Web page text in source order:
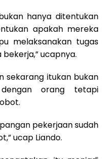
hanya ditentukan
apakah mereka
melaksanakan tugas
ucapnya.
sekarang itukan bukan
orang tetapi
pekerjaan sudah
ucap Liando.